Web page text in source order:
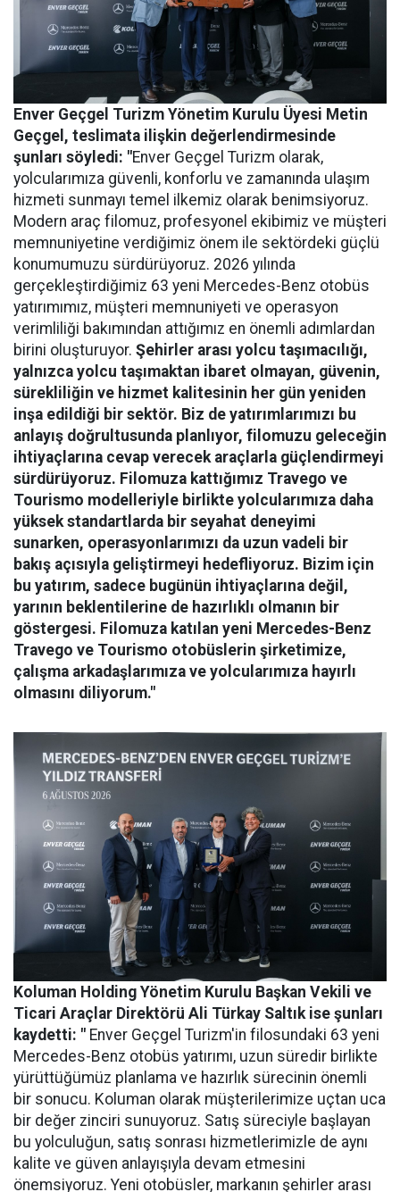
Enver Geçgel Turizm Yönetim Kurulu Üyesi Metin
Geçgel , teslimata ilişkin değerlendirmesinde
şunları söyledi: "Enver Geçgel Turizm olarak,
yolcularımıza güvenli, konforlu ve zamanında ulaşım
hizmeti sunmayı temel ilkemiz olarak benimsiyoruz.
Modern araç filomuz, profesyonel ekibimiz ve müşteri
memnuniyetine verdiğimiz önem ile sektördeki güçlü
konumumuzu sürdürüyoruz. 2026 yılında
gerçekleştirdiğimiz 63 yeni Mercedes-Benz otobüs
yatırımımız, müşteri memnuniyeti ve operasyon
verimliliği bakımından attığımız en önemli adımlardan
birini oluşturuyor. Şehirler arası yolcu taşımacılığı,
yalnızca yolcu taşımaktan ibaret olmayan, güvenin,
sürekliliğin ve hizmet kalitesinin her gün yeniden
inşa edildiği bir sektör. Biz de yatırımlarımızı bu
anlayış doğrultusunda planlıyor, filomuzu geleceğin
ihtiyaçlarına cevap verecek araçlarla güçlendirmeyi
sürdürüyoruz. Filomuza kattığımız Travego ve
Tourismo modelleriyle birlikte yolcularımıza daha
yüksek standartlarda bir seyahat deneyimi
sunarken, operasyonlarımızı da uzun vadeli bir
bakış açısıyla geliştirmeyi hedefliyoruz. Bizim için
bu yatırım, sadece bugünün ihtiyaçlarına değil,
yarının beklentilerine de hazırlıklı olmanın bir
göstergesi. Filomuza katılan yeni Mercedes-Benz
Travego ve Tourismo otobüslerin şirketimize,
çalışma arkadaşlarımıza ve yolcularımıza hayırlı
olmasını diliyorum."
Koluman Holding Yönetim Kurulu Başkan Vekili ve
Ticari Araçlar Direktörü Ali Türkay Saltık ise şunları
kaydetti: " Enver Geçgel Turizm'in filosundaki 63 yeni
Mercedes-Benz otobüs yatırımı, uzun süredir birlikte
yürüttüğümüz planlama ve hazırlık sürecinin önemli
bir sonucu. Koluman olarak müşterilerimize uçtan uca
bir değer zinciri sunuyoruz. Satış süreciyle başlayan
bu yolculuğun, satış sonrası hizmetlerimizle de aynı
kalite ve güven anlayışıyla devam etmesini
önemsiyoruz. Yeni otobüsler, markanın şehirler arası